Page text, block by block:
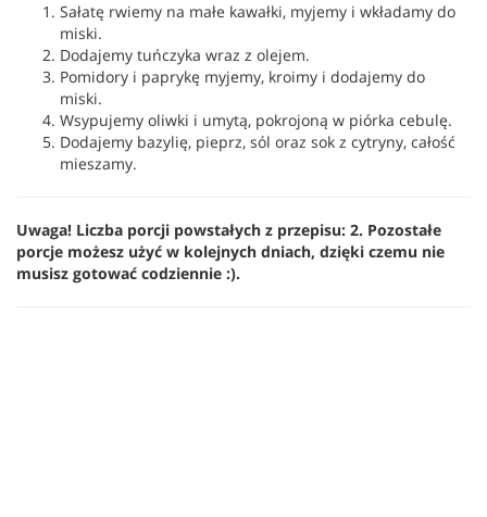
Sałatę rwiemy na małe kawałki, myjemy i wkładamy do
miski.
Dodajemy tuńczyka wraz z olejem.
Pomidory i paprykę myjemy, kroimy i dodajemy do
miski.
Wsypujemy oliwki i umytą, pokrojoną w piórka cebulę.
Dodajemy bazylię, pieprz, sól oraz sok z cytryny, całość
mieszamy.
Uwaga! Liczba porcji powstałych z przepisu: 2. Pozostałe
porcje możesz użyć w kolejnych dniach, dzięki czemu nie
musisz gotować codziennie :).